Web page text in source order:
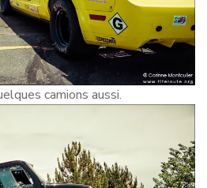
camions aussi.